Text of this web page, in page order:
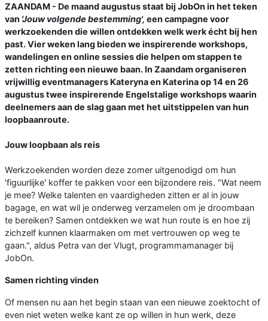
ZAANDAM - De maand augustus staat bij JobOn in het teken
van 'Jouw volgende bestemming', een campagne voor
werkzoekenden die willen ontdekken welk werk écht bij hen
past. Vier weken lang bieden we inspirerende workshops,
wandelingen en online sessies die helpen om stappen te
zetten richting een nieuwe baan. In Zaandam organiseren
vrijwillig eventmanagers Kateryna en Katerina op 14 en 26
augustus twee inspirerende Engelstalige workshops waarin
deelnemers aan de slag gaan met het uitstippelen van hun
loopbaanroute.
Jouw loopbaan als reis
Werkzoekenden worden deze zomer uitgenodigd om hun
'figuurlijke' koffer te pakken voor een bijzondere reis. "Wat neem
je mee? Welke talenten en vaardigheden zitten er al in jouw
bagage, en wat wil je onderweg verzamelen om je droombaan
te bereiken? Samen ontdekken we wat hun route is en hoe zij
zichzelf kunnen klaarmaken om met vertrouwen op weg te
gaan.", aldus Petra van der Vlugt, programmamanager bij
JobOn.
Samen richting vinden
Of mensen nu aan het begin staan van een nieuwe zoektocht of
even niet weten welke kant ze op willen in hun werk, deze